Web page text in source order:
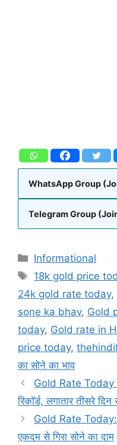
WhatsApp Group
Telegram Group
Informational
18k gold price
24k gold rate today,
sone ka bhav, Gold
today, Gold rate in
price today,
का सोने का भाव
Gold Rate Today
रिकॉर्ड, लगातार तीसरे
Gold Rate Today:
एकदम से गिरा सोने का दाम